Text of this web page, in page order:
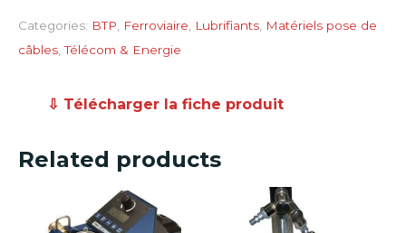
Categories: BTP Ferroviaire Lubrifiants Matériels pose de
câbles ,Télécom & Energie
⇩ Télécharger la fiche produit
Related products